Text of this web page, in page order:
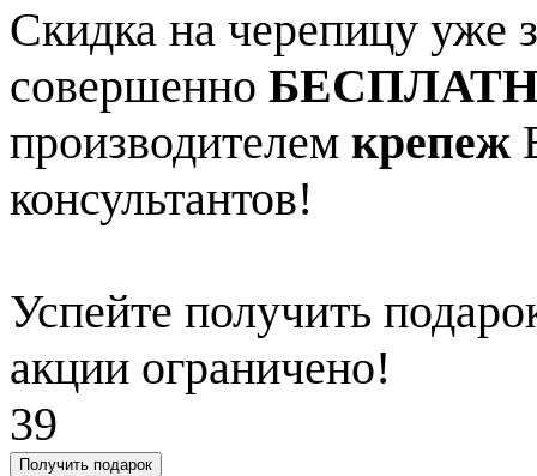
Скидка на черепицу уже
совершенно
производителем крепеж
консультантов!
Успейте получить
акции ограничено!
39
Получить подарок